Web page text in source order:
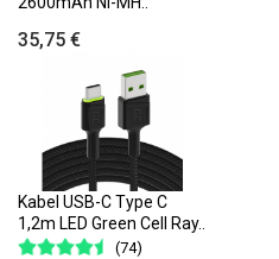
35,75 €
Kabel USB-C Type C
1,2m LED Green Cell Ray..
(74)